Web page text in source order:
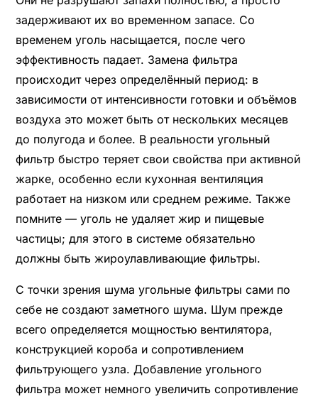
задерживают их во временном запасе. Со
временем уголь насыщается, после чего
эффективность падает. Замена фильтра
происходит через определённый период: в
зависимости от интенсивности готовки и объёмов
воздуха это может быть от нескольких месяцев
до полугода и более. В реальности угольный
фильтр быстро теряет свои свойства при активной
жарке, особенно если кухонная вентиляция
работает на низком или среднем режиме. Также
помните — уголь не удаляет жир и пищевые
частицы; для этого в системе обязательно
должны быть жироулавливающие фильтры.
С точки зрения шума угольные фильтры сами по
себе не создают заметного шума. Шум прежде
всего определяется мощностью вентилятора,
конструкцией короба и сопротивлением
фильтрующего узла. Добавление угольного
фильтра может немного увеличить сопротивление